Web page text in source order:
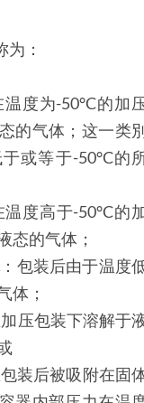
：
温度为-50°C的加
的气体；这一类
或等于-50°C的
温度高于-50°C的
态的气体；
：包装后由于温度
体；
压包装下溶解于
装后被吸附在固